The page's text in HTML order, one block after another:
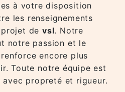
à votre disposition
les renseignements
projet devsl. Notre
notre passion et le
encore plus
Toute notre équipe est
propreté et rigueur.